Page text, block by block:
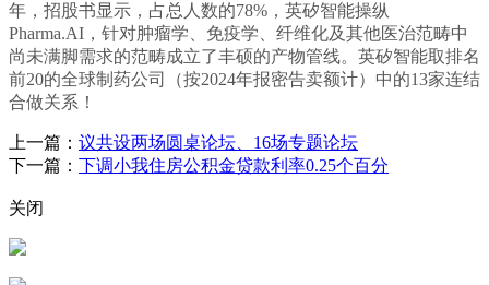
年，招股书显示，占总人数的78%，英矽智能操纵
Pharma.AI，针对肿瘤学、免疫学、纤维化及其他医治范畴中
尚未满脚需求的范畴成立了丰硕的产物管线。英矽智能取排名
前20的全球制药公司（按2024年报密告卖额计）中的13家连结
合做关系！
上一篇： 议共设两场圆桌论坛、16场专题论坛
下一篇： 下调小我住房公积金贷款利率0.25个百分
关闭